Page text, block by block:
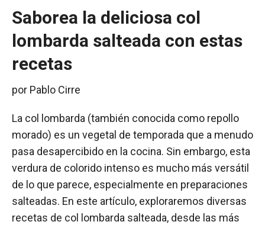
Saborea la deliciosa col
lombarda salteada con estas
recetas
por Pablo Cirre
La col lombarda (también conocida como repollo
morado) es un vegetal de temporada que a menudo
pasa desapercibido en la cocina. Sin embargo, esta
verdura de colorido intenso es mucho más versátil
de lo que parece, especialmente en preparaciones
salteadas. En este artículo, exploraremos diversas
recetas de col lombarda salteada, desde las más